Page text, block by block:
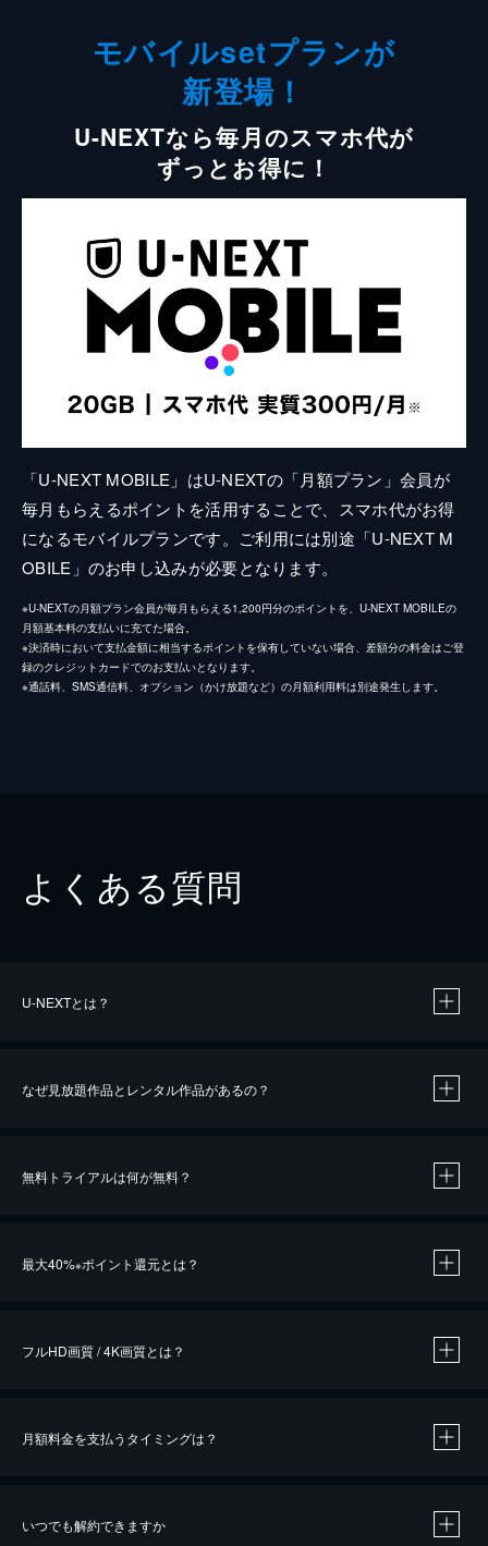
モバイルsetプランが
新登場！
U-NEXTなら毎月のスマホ代が
ずっとお得に！
「U-NEXT MOBILE」はU-NEXTの「月額プラン」会員が
毎月もらえるポイントを活用することで、スマホ代がお得
になるモバイルプランです。ご利用には別途「U-NEXT M
OBILE」のお申し込みが必要となります。
※U-NEXTの月額プラン会員が毎月もらえる1,200円分のポイントを、U-NEXT MOBILEの
月額基本料の支払いに充てた場合。
※決済時において支払金額に相当するポイントを保有していない場合、差額分の料金はご登
録のクレジットカードでのお支払いとなります。
※通話料、SMS通信料、オプション（かけ放題など）の月額利用料は別途発生します。
よくある質問
U-NEXTとは？
なぜ見放題作品とレンタル作品があるの？
無料トライアルは何が無料？
最大40%※ポイント還元とは？
※40％ポイント還元の対象は、クレジットカード決済による作品の購入 / レンタルです。
フルHD画質 / 4K画質とは？
月額料金を支払うタイミングは？
いつでも解約できますか